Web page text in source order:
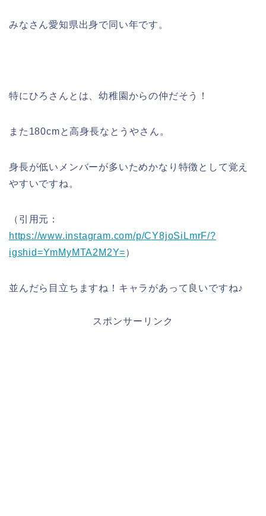
みなさん愛知県出身で同い年です。
特にひろさんとは、幼稚園からの仲だそう！
また180cmと高身長なとうやさん。
身長が低いメンバーが多いためかなり特徴として覚え
やすいですね。
（引用元：
https://www.instagram.com/p/CY8joSiLmrF/?
igshid=YmMyMTA2M2Y=）
並んだら目立ちますね！キャラがあって良いですね♪
スポンサーリンク